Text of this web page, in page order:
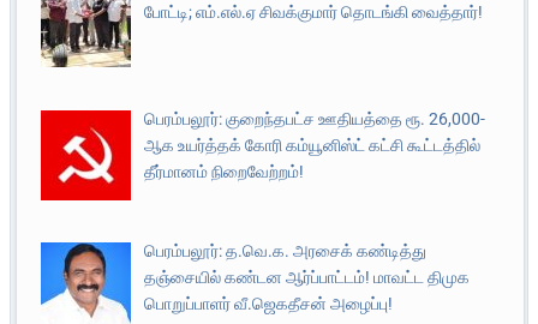
போட்டி; எம்.எல்.ஏ சிவக்குமார் தொடங்கி வைத்தார்!
பெரம்பலூர்: குறைந்தபட்ச ஊதியத்தை ரூ. 26,000-
ஆக உயர்த்தக் கோரி கம்யூனிஸ்ட் கட்சி கூட்டத்தில்
தீர்மானம் நிறைவேற்றம்!
பெரம்பலூர்: த.வெ.க. அரசைக் கண்டித்து
தஞ்சையில் கண்டன ஆர்ப்பாட்டம்! மாவட்ட திமுக
பொறுப்பாளர் வீ.ஜெகதீசன் அழைப்பு!